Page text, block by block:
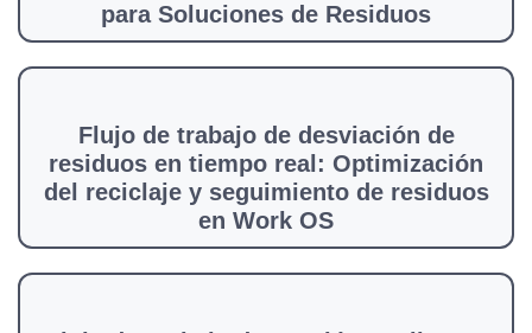
para Soluciones de Residuos
Flujo de trabajo de desviación de
residuos en tiempo real: Optimización
del reciclaje y seguimiento de residuos
en Work OS